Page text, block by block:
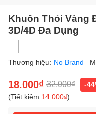
Khuôn Thỏi Vàng
3D/4D Đa Dụng
Thương hiệu: No Brand
18.000₫ 32.000₫
-
(Tiết kiệm 14.000₫)